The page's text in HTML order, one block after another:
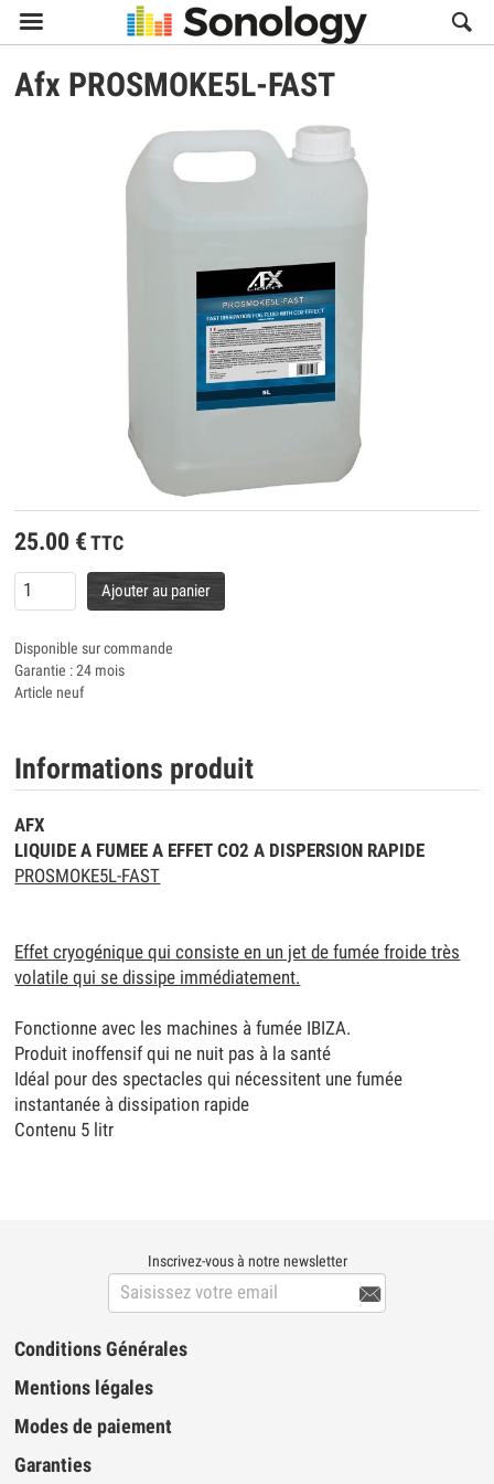

Afx PROSMOKE5L-FAST
25.00 € TTC
Ajouter au panier
Disponible sur commande
Garantie : 24 mois
Article neuf
Informations produit
AFX
LIQUIDE A FUMEE A EFFET CO2 A DISPERSION RAPIDE
PROSMOKE5L-FAST
Effet cryogénique qui consiste en un jet de fumée froide très
volatile qui se dissipe immédiatement.
Fonctionne avec les machines à fumée IBIZA.
Produit inoffensif qui ne nuit pas à la santé
Idéal pour des spectacles qui nécessitent une fumée
instantanée à dissipation rapide
Contenu 5 litr
Inscrivez-vous à notre newsletter

Conditions Générales
Mentions légales
Modes de paiement
Garanties